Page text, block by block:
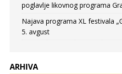
poglavlje likovnog programa
Najava programa XL festivala
5. avgust
ARHIVA